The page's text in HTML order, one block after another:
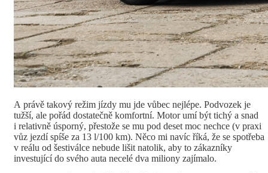
A právě takový režim jízdy mu jde vůbec nejlépe. Podvozek je
tužší, ale pořád dostatečně komfortní. Motor umí být tichý a snad
i relativně úsporný, přestože se mu pod deset moc nechce (v praxi
vůz jezdí spíše za 13 l/100 km). Něco mi navíc říká, že se spotřeba
v reálu od šestiválce nebude lišit natolik, aby to zákazníky
investující do svého auta necelé dva miliony zajímalo.